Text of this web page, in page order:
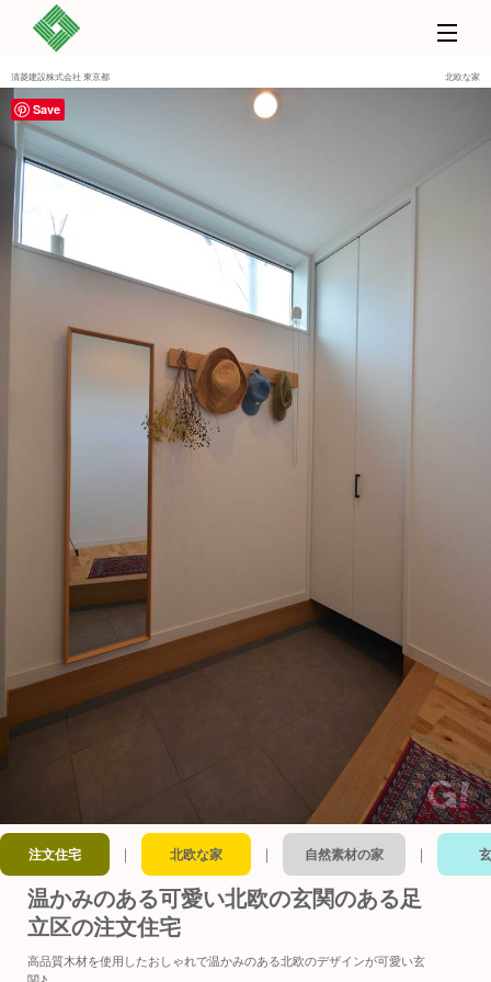
清菱建設株式会社 東京都 北欧な家
注文住宅 ｜ 北欧な家 ｜ 自然素材の家 ｜
温かみのある可愛い北欧の玄関のある足
立区の注文住宅
高品質木材を使用したおしゃれで温かみのある北欧のデザインが可愛い玄
Save